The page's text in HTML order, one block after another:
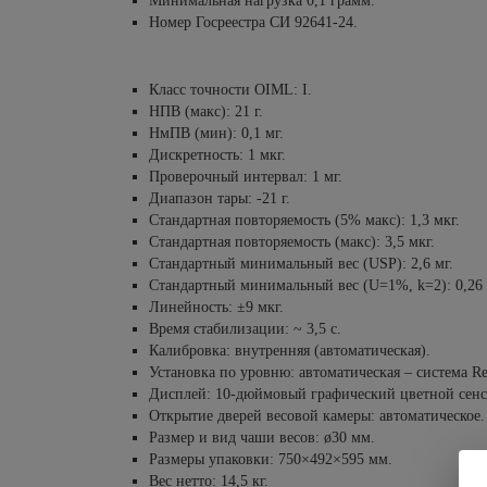
Номер Госреестра СИ 92641-24.
Класс точности OIML: I.
НПВ (макс): 21 г.
НмПВ (мин): 0,1 мг.
Дискретность: 1 мкг.
Проверочный интервал: 1 мг.
Диапазон тары: -21 г.
Стандартная повторяемость (5% макс): 1,3 мкг.
Стандартная повторяемость (макс): 3,5 мкг.
Стандартный минимальный вес (USP): 2,6 мг.
Стандартный минимальный вес (U=1%, k=2): 0,26
Линейность: ±9 мкг.
Время стабилизации: ~ 3,5 с.
Калибровка: внутренняя (автоматическая).
Установка по уровню: автоматическая – система
Дисплей: 10-дюймовый графический цветной
Открытие дверей весовой камеры: автоматическое.
Размер и вид чаши весов: ø30 мм.
Размеры упаковки: 750×492×595 мм.
Вес нетто: 14,5 кг.